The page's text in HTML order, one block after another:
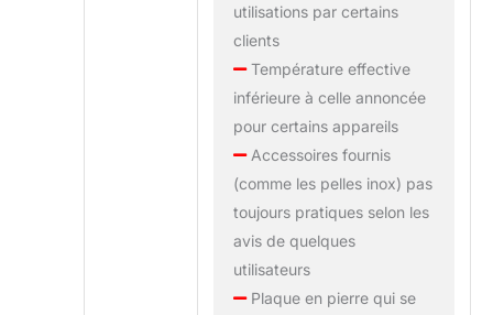
utilisations par certains
clients
Température effective
inférieure à celle annoncée
pour certains appareils
Accessoires fournis
(comme les pelles inox) pas
toujours pratiques selon les
avis de quelques
utilisateurs
Plaque en pierre qui se